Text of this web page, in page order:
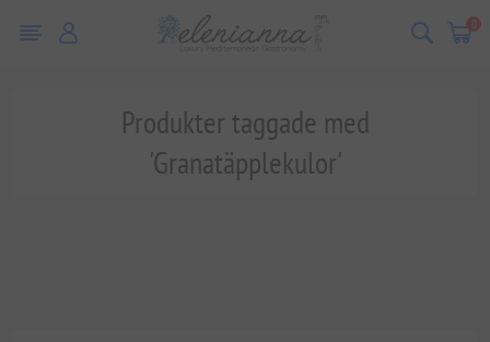
0
Produkter taggade med
'Granatäpplekulor'